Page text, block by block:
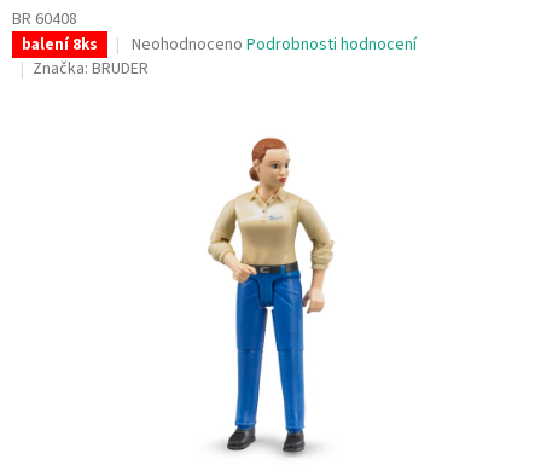
BR 60408
balení 8ks
Průměrné
hodnocení
Neohodnoceno Podrobnosti hodnocení
Značka: BRUDER